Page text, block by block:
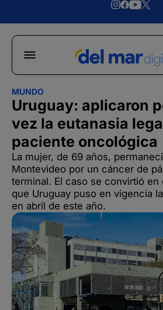
MUNDO
Uruguay: aplicaron
vez la eutanasia
paciente oncológica
La mujer, de 69 años,
Montevideo por un cáncer de
terminal. El caso se convirtió en
que Uruguay puso en vigencia
en abril de este año.